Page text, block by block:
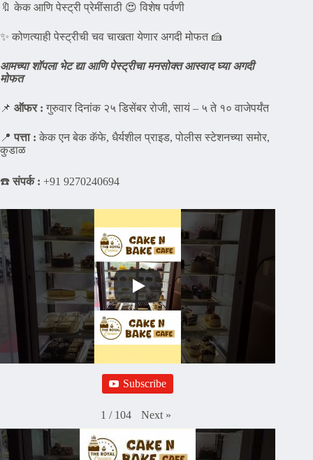
🔖 केक आणि पेस्ट्री प्रेमींसाठी 😍 विशेष पर्वणी
✨ कोणत्याही पेस्ट्रीची चव चाखता येणार अगदी मोफत 🍰
आमच्या शॉपला भेट द्या आणि पेस्ट्रीचा मनसोक्त आस्वाद घ्या अगदी
मोफत
📌 ऑफर : गुरुवार दिनांक २५ डिसेंबर रोजी, सायं – ५ ते १० वाजेपर्यंत
📍पत्ता : केक एन बेक कॅफे, धैर्यशील प्राइड, पोलीस स्टेशनच्या समोर,
कुडाळ
☎️संपर्क : +91 9270240694
Subscribe
1 / 104 Next »